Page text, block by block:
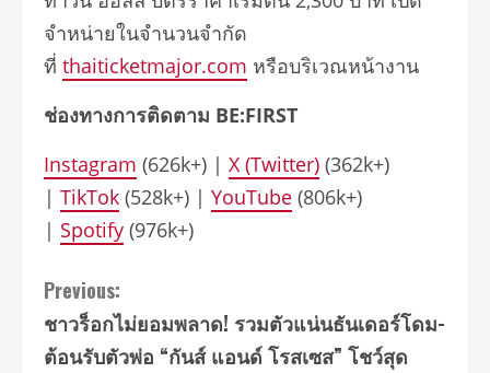
จำหน่ายในจำนวนจำกัด
ที่ thaiticketmajor.com หรือบริเวณหน้างาน
ช่องทางการติดตาม BE:FIRST
Instagram (626k+) | X (Twitter) (362k+)
| TikTok (528k+) | YouTube (806k+)
| Spotify (976k+)
Continue
Reading
Previous:
ชาวร็อกไม่ยอมพลาด! รวมตัวแน่นธันเดอร์โดม-
ต้อนรับตัวพ่อ “กันส์ แอนด์ โรสเซส” โชว์สุด